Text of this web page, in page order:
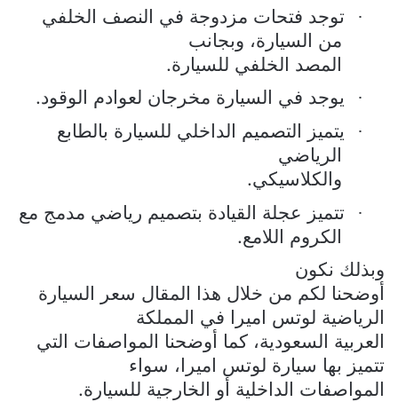
·
توجد فتحات مزدوجة في النصف الخلفي
من السيارة، وبجانب
المصد الخلفي للسيارة.
· يوجد في السيارة مخرجان لعوادم الوقود.
·
يتميز التصميم الداخلي للسيارة بالطابع
الرياضي
والكلاسيكي.
·
تتميز عجلة القيادة بتصميم رياضي مدمج مع
الكروم اللامع.
وبذلك نكون
أوضحنا لكم من خلال هذا المقال سعر السيارة
الرياضية لوتس اميرا في المملكة
العربية السعودية، كما أوضحنا المواصفات التي
تتميز بها سيارة لوتس اميرا، سواء
المواصفات الداخلية أو الخارجية للسيارة.